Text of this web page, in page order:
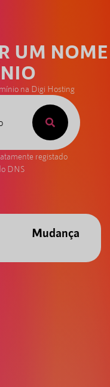
UM NOME
na Digi Hosting
registado
DNS
Mudança